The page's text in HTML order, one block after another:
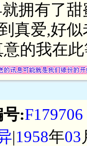
拥有了
真爱,好
意的我在
:F179706
|1958年03